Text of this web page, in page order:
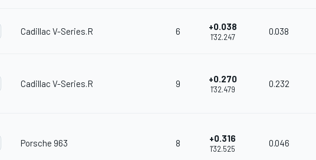
Cadillac V-Series.R 6 +0.038
1'32.247
0.038
Cadillac V-Series.R 9 +0.270
1'32.479
0.232
Porsche 963 8 +0.316
1'32.525
0.046